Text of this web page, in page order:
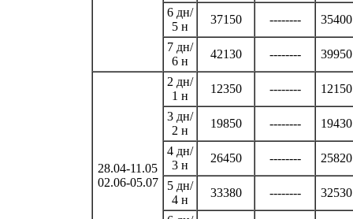
6 дн/
5 н
37150 -------- 35400
7 дн/
6 н
42130 -------- 39950
28.04-11.05
02.06-05.07
2 дн/
1 н
12350 -------- 12150
3 дн/
2 н
19850 -------- 19430
4 дн/
3 н
26450 -------- 25820
5 дн/
4 н
33380 -------- 32530